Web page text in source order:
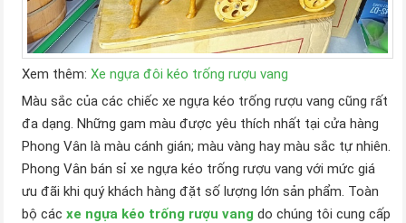
Xem thêm:Xe ngựa đôi kéo trống rượu vang
Màu sắc của các chiếc xe ngựa kéo trống rượu vang cũng rất
đa dạng. Những gam màu được yêu thích nhất tại cửa hàng
Phong Vân là màu cánh gián; màu vàng hay màu sắc tự nhiên.
Phong Vân bán sỉ xe ngựa kéo trống rượu vang với mức giá
ưu đãi khi quý khách hàng đặt số lượng lớn sản phẩm. Toàn
bộ cácxe ngựa kéo trống rượu vang do chúng tôi cung cấp